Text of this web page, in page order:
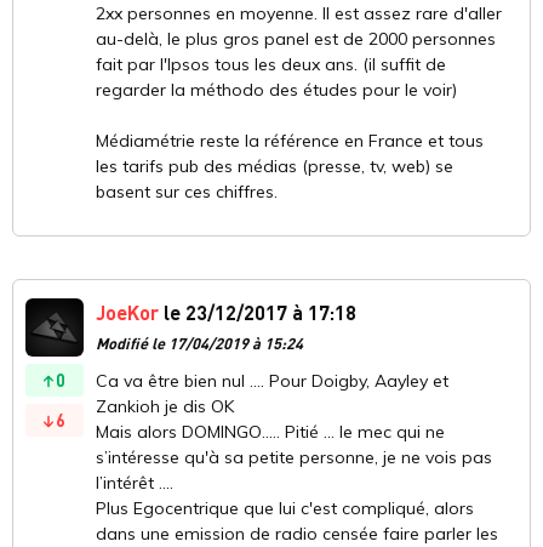
2xx personnes en moyenne. Il est assez rare d'aller
au-delà, le plus gros panel est de 2000 personnes
fait par l'Ipsos tous les deux ans. (il suffit de
regarder la méthodo des études pour le voir)
Médiamétrie reste la référence en France et tous
les tarifs pub des médias (presse, tv, web) se
basent sur ces chiffres.
0
6
JoeKor le 23/12/2017 à 17:18
Modifié le 17/04/2019 à 15:24
Ca va être bien nul .... Pour Doigby, Aayley et
Zankioh je dis OK
Mais alors DOMINGO..... Pitié ... le mec qui ne
s’intéresse qu'à sa petite personne, je ne vois pas
l’intérêt ....
Plus Egocentrique que lui c'est compliqué, alors
dans une emission de radio censée faire parler les